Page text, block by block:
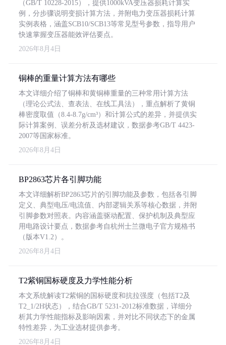
（GB/T 10228-2015），提供1000kVA变压器损耗计算实
例，分步骤说明变损计算方法，并附电力变压器损耗计算
实例表格，涵盖SCB10/SCB13等常见型号参数，指导用户
快速掌握变压器能效评估要点。
2026年8月4日
铜棒的重量计算方法有哪些
本文详细介绍了铜棒和黄铜棒重量的三种常用计算方法
（理论公式法、查表法、在线工具法），重点解析了黄铜
棒密度取值（8.4-8.7g/cm³）和计算公式的差异，并提供实
际计算案例、误差分析及选材建议，数据参考GB/T 4423-
2007等国家标准。
2026年8月4日
BP2863芯片各引脚功能
本文详细解析BP2863芯片的引脚功能及参数，包括各引脚
定义、典型电压/电流值、内部逻辑关系等核心数据，并附
引脚参数对照表。内容涵盖驱动配置、保护机制及典型应
用电路设计要点，数据参考自杭州士兰微电子官方规格书
（版本V1.2）。
2026年8月4日
T2紫铜国标硬度及力学性能分析
本文系统解读T2紫铜的国标硬度和抗拉强度（包括T2及
T2_1/2H状态），结合GB/T 5231-2012标准数据，详细分
析其力学性能指标及影响因素，并对比不同状态下的金属
特性差异，为工业选材提供参考。
2026年8月4日